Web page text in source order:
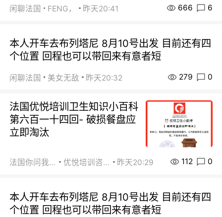
闲聊法国 FENG， 昨天20:41 666 6
本人开车去布列塔尼 8月10号出发 目前还有四
个位置 回程也可以带回来有意者短
闲聊法国 美女无敌 昨天20:32 279 0
法国优悦培训卫生知识小百科
第六百一十四回- 破损餐盘应
立即淘汰
法国你问我答 优悦培训咨询 昨天20:29 112 0
本人开车去布列塔尼 8月10号出发 目前还有四
个位置 回程也可以带回来有意者短